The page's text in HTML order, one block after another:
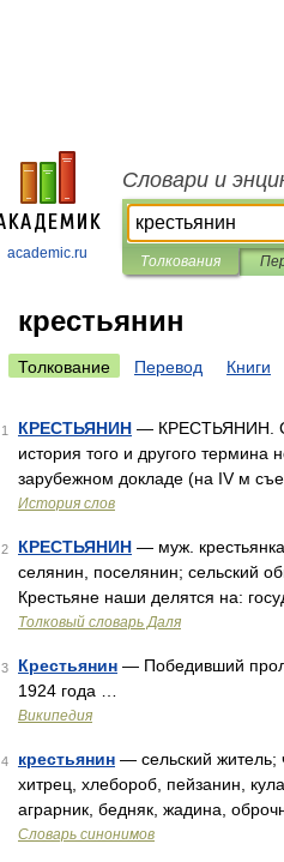
academic.ru
Словари и
Толкования
крестьянин
Толкование Перевод Книги
1 КРЕСТЬЯНИН — КРЕСТЬЯНИН.
история того и другого термина
зарубежном докладе (на IV м
История слов
2 КРЕСТЬЯНИН — муж.
селянин, поселянин; сельский
Крестьяне наши делятся на:
Толковый словарь Даля
3 Крестьянин — Победивший
1924 года …
Википедия
4 крестьянин — сельский житель;
хитрец, хлебороб, пейзанин,
аграрник, бедняк, жадина,
Словарь синонимов